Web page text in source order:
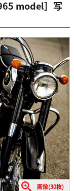
model］写
画像(30枚)